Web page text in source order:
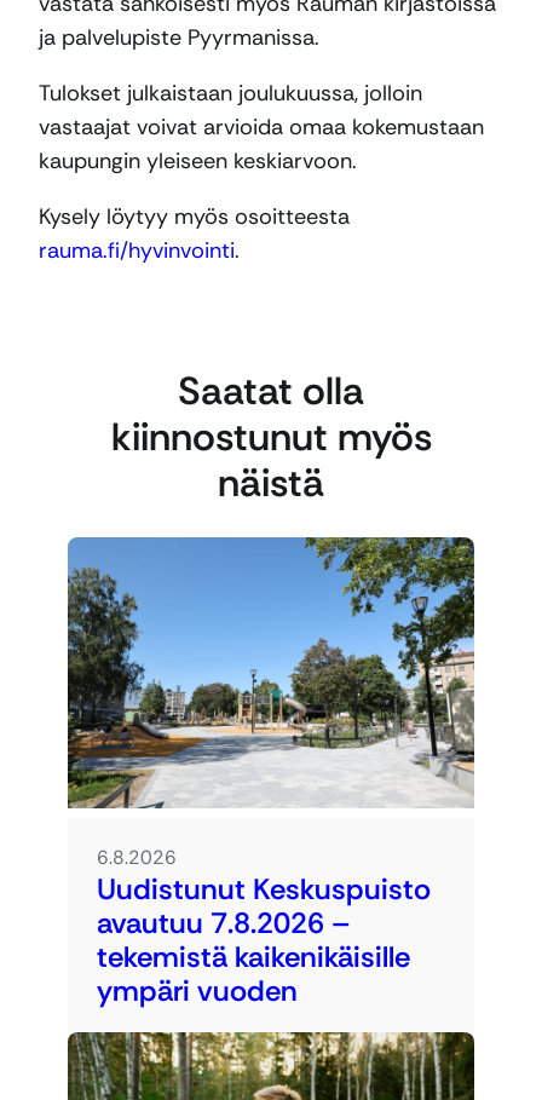
ja palvelupiste Pyyrmanissa.
Tulokset julkaistaan joulukuussa, jolloin
vastaajat voivat arvioida omaa kokemustaan
kaupungin yleiseen keskiarvoon.
Kysely löytyy myös osoitteesta
rauma.fi/hyvinvointi.
Saatat olla
kiinnostunut myös
näistä
6.8.2026
Uudistunut Keskuspuisto
avautuu 7.8.2026 –
tekemistä kaikenikäisille
ympäri vuoden